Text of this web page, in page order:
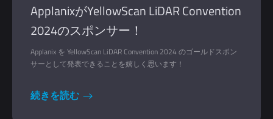
ApplanixがYellowScan LiDAR Convention
2024のスポンサー！
Applanix を YellowScan LiDAR Convention 2024 のゴールドスポン
サーとして発表できることを嬉しく思います！
続きを読む